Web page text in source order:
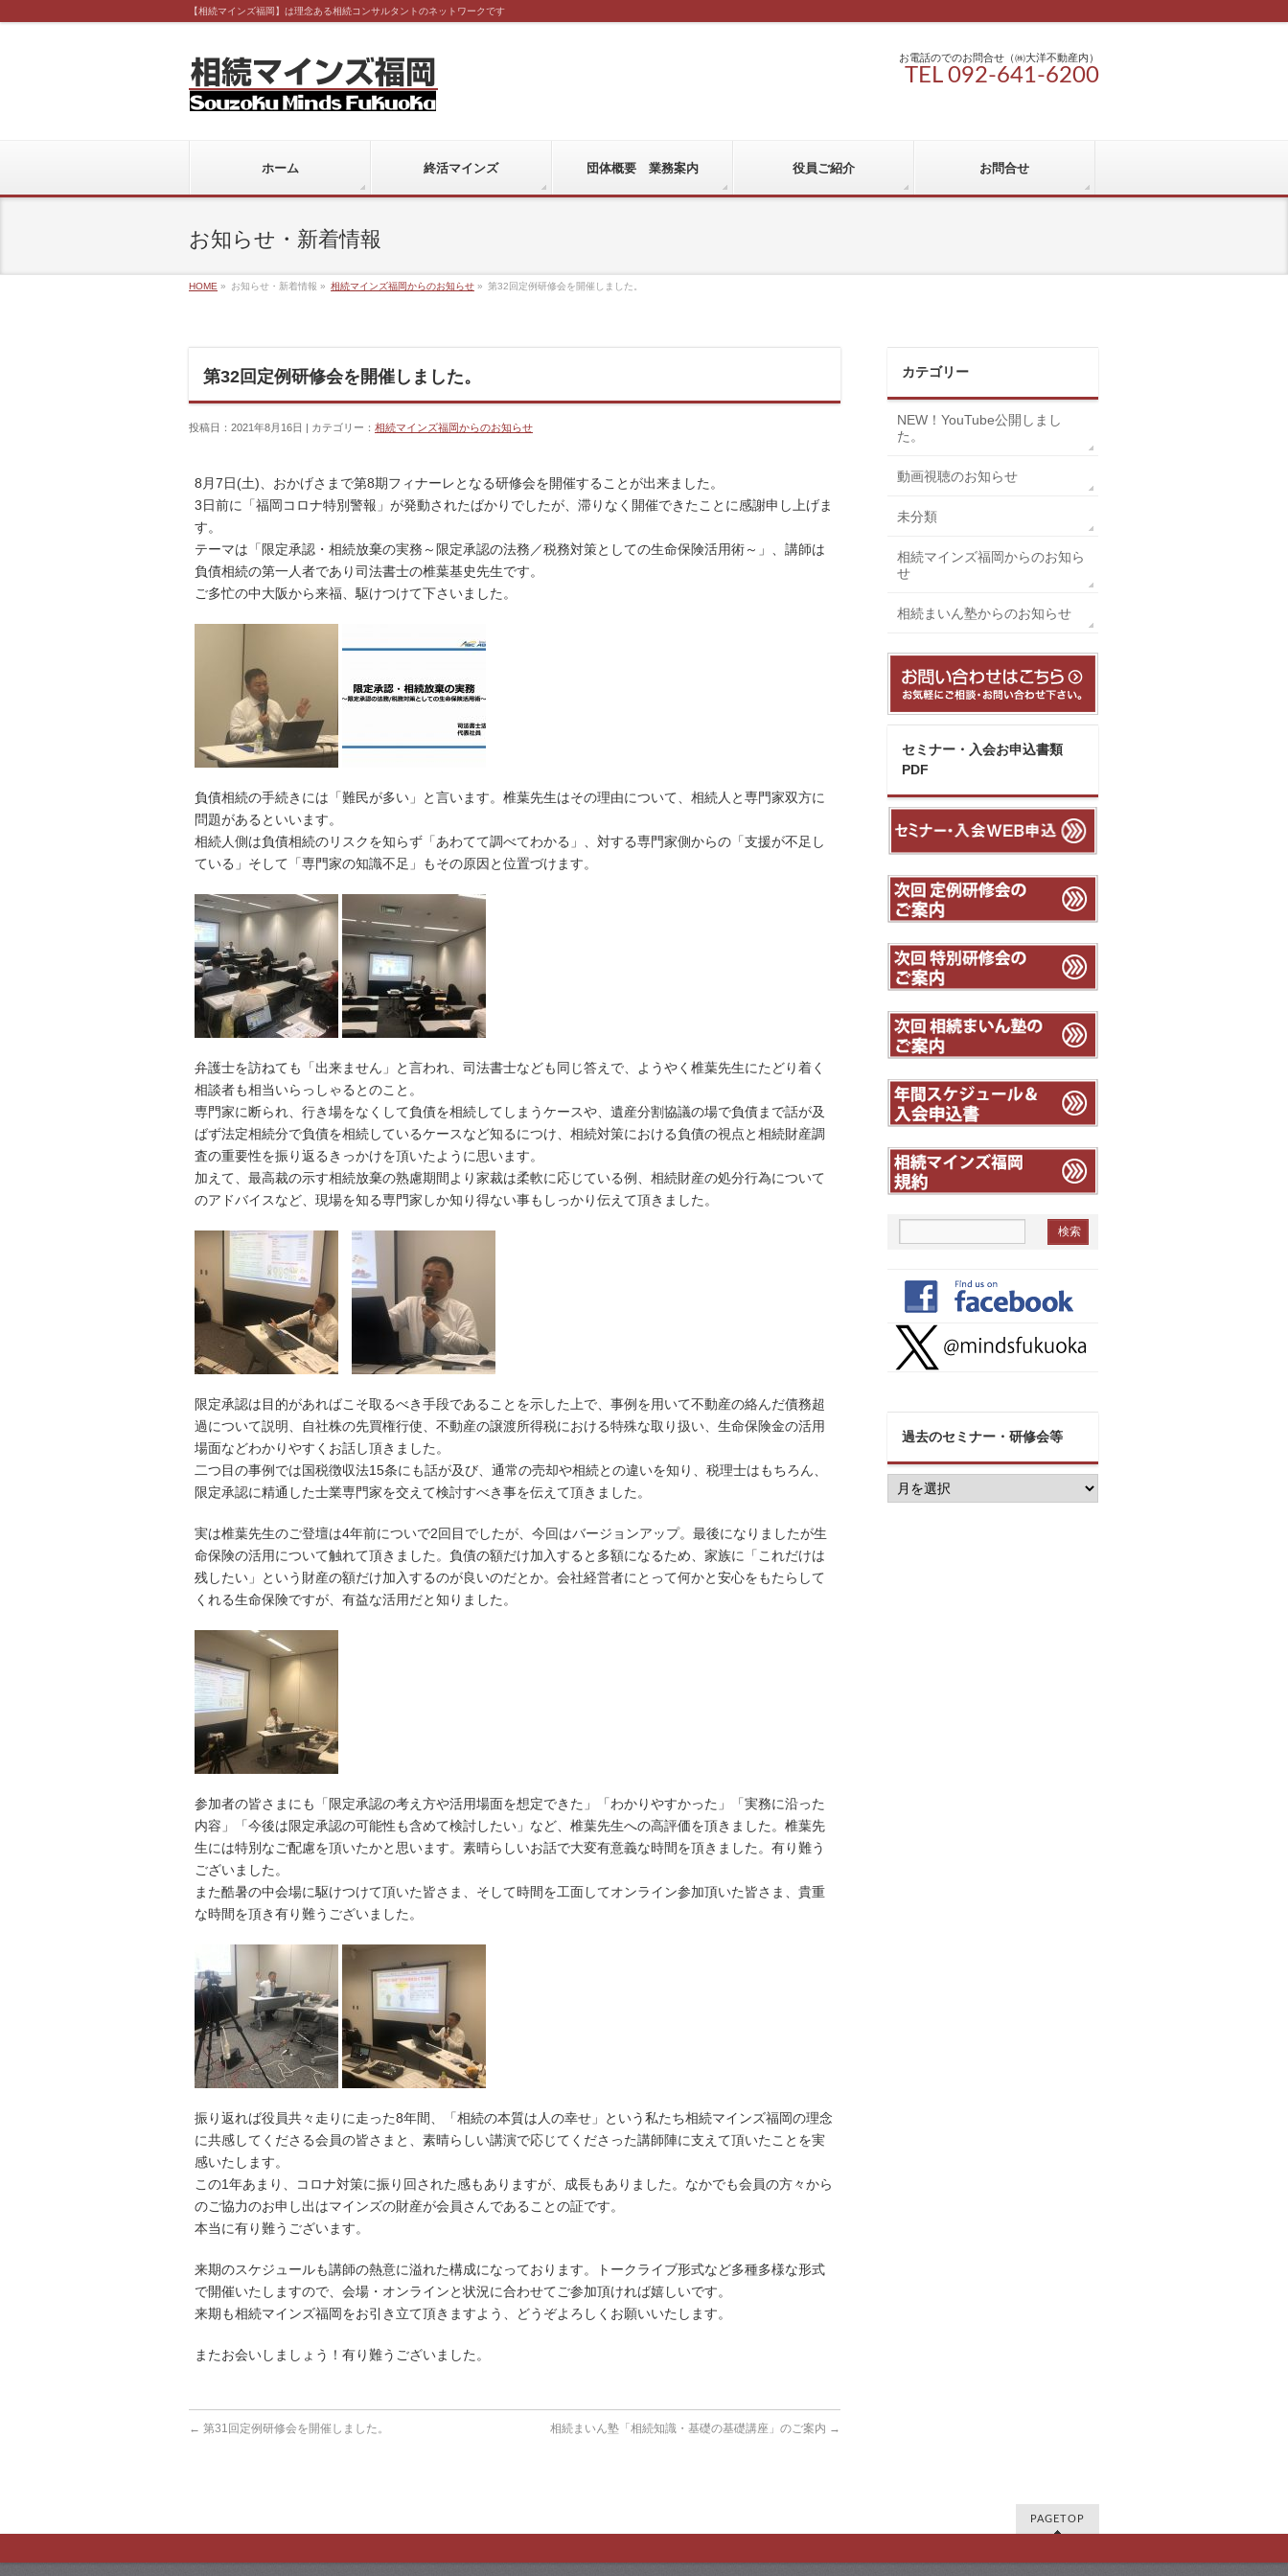
【相続マインズ福岡】は理念ある相続コンサルタントのネットワークです
お電話のでのお問合せ（㈱大洋不動産内）
TEL 092-641-6200
ホーム 終活マインズ 団体概要 業務案内 役員ご紹介 お問合せ
お知らせ・新着情報
HOME » お知らせ・新着情報 » 相続マインズ福岡からのお知らせ » 第32回定例研修会を開催しました。
第32回定例研修会を開催しました。
投稿日：2021年8月16日 | カテゴリー： 相続マインズ福岡からのお知らせ
8月7日(土)、おかげさまで第8期フィナーレとなる研修会を開催することが出来ました。
3日前に「福岡コロナ特別警報」が発動されたばかりでしたが、滞りなく開催できたことに感謝申し上げま
す。
テーマは「限定承認・相続放棄の実務～限定承認の法務／税務対策としての生命保険活用術～」、講師は
負債相続の第一人者であり司法書士の椎葉基史先生です。
ご多忙の中大阪から来福、駆けつけて下さいました。
負債相続の手続きには「難民が多い」と言います。椎葉先生はその理由について、相続人と専門家双方に
問題があるといいます。
相続人側は負債相続のリスクを知らず「あわてて調べてわかる」、対する専門家側からの「支援が不足し
ている」そして「専門家の知識不足」もその原因と位置づけます。
弁護士を訪ねても「出来ません」と言われ、司法書士なども同じ答えで、ようやく椎葉先生にたどり着く
相談者も相当いらっしゃるとのこと。
専門家に断られ、行き場をなくして負債を相続してしまうケースや、遺産分割協議の場で負債まで話が及
ばず法定相続分で負債を相続しているケースなど知るにつけ、相続対策における負債の視点と相続財産調
査の重要性を振り返るきっかけを頂いたように思います。
加えて、最高裁の示す相続放棄の熟慮期間より家裁は柔軟に応じている例、相続財産の処分行為について
のアドバイスなど、現場を知る専門家しか知り得ない事もしっかり伝えて頂きました。
限定承認は目的があればこそ取るべき手段であることを示した上で、事例を用いて不動産の絡んだ債務超
過について説明、自社株の先買権行使、不動産の譲渡所得税における特殊な取り扱い、生命保険金の活用
場面などわかりやすくお話し頂きました。
二つ目の事例では国税徴収法15条にも話が及び、通常の売却や相続との違いを知り、税理士はもちろん、
限定承認に精通した士業専門家を交えて検討すべき事を伝えて頂きました。
実は椎葉先生のご登壇は4年前についで2回目でしたが、今回はバージョンアップ。最後になりましたが生
命保険の活用について触れて頂きました。負債の額だけ加入すると多額になるため、家族に「これだけは
残したい」という財産の額だけ加入するのが良いのだとか。会社経営者にとって何かと安心をもたらして
くれる生命保険ですが、有益な活用だと知りました。
参加者の皆さまにも「限定承認の考え方や活用場面を想定できた」「わかりやすかった」「実務に沿った
内容」「今後は限定承認の可能性も含めて検討したい」など、椎葉先生への高評価を頂きました。椎葉先
生には特別なご配慮を頂いたかと思います。素晴らしいお話で大変有意義な時間を頂きました。有り難う
ございました。
また酷暑の中会場に駆けつけて頂いた皆さま、そして時間を工面してオンライン参加頂いた皆さま、貴重
な時間を頂き有り難うございました。
振り返れば役員共々走りに走った8年間、「相続の本質は人の幸せ」という私たち相続マインズ福岡の理念
に共感してくださる会員の皆さまと、素晴らしい講演で応じてくださった講師陣に支えて頂いたことを実
感いたします。
この1年あまり、コロナ対策に振り回された感もありますが、成長もありました。なかでも会員の方々から
のご協力のお申し出はマインズの財産が会員さんであることの証です。
本当に有り難うございます。
来期のスケジュールも講師の熱意に溢れた構成になっております。トークライブ形式など多種多様な形式
で開催いたしますので、会場・オンラインと状況に合わせてご参加頂ければ嬉しいです。
来期も相続マインズ福岡をお引き立て頂きますよう、どうぞよろしくお願いいたします。
またお会いしましょう！有り難うございました。
← 第31回定例研修会を開催しました。 相続まいん塾「相続知識・基礎の基礎講座」のご案内 →
カテゴリー
NEW！YouTube公開しまし
た。
動画視聴のお知らせ
未分類
相続マインズ福岡からのお知ら
せ
相続まいん塾からのお知らせ
セミナー・入会お申込書類
PDF
過去のセミナー・研修会等
過
去
PAGETOP